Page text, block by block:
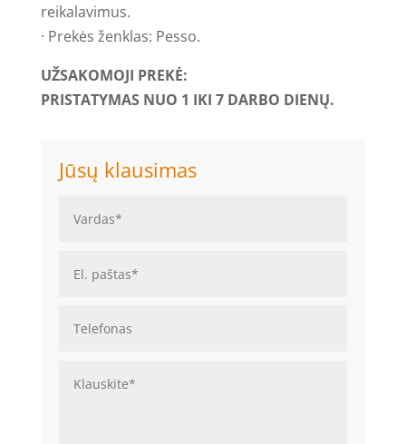
reikalavimus.
· Prekės ženklas: Pesso.
UŽSAKOMOJI PREKĖ:
PRISTATYMAS NUO 1 IKI 7 DARBO DIENŲ.
Jūsų klausimas